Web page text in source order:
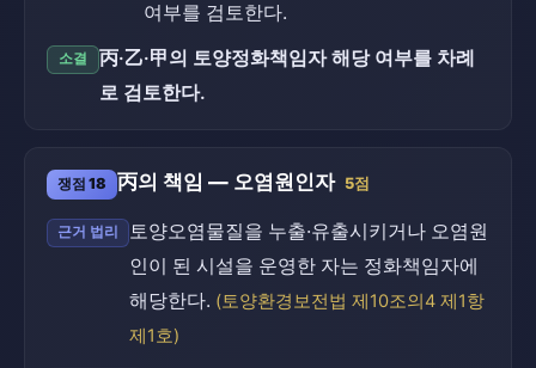
여부를 검토한다.
소결
丙·乙·甲의 토양정화책임자 해당 여부를 차례
로 검토한다.
쟁점 18 丙의 책임 — 오염원인자 5점
근거 법리
토양오염물질을 누출·유출시키거나 오염원
인이 된 시설을 운영한 자는 정화책임자에
해당한다. (토양환경보전법 제10조의4 제1항
제1호)